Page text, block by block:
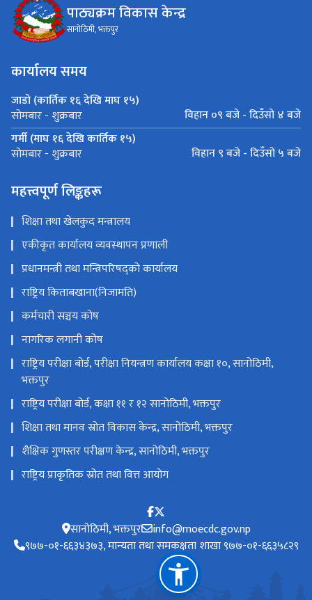
पाठ्यक्रम विकास केन्द्र
सानोठिमी, भक्तपुर
कार्यालय समय
जाडो (कार्तिक १६ देखि माघ १५)
सोमबार - शुक्रबार
विहान ०९ बजे - दिउँसो ४ बजे
गर्मी (माघ १६ देखि कार्तिक १५)
सोमबार - शुक्रबार विहान ९ बजे - दिउँसो ५ बजे
महत्त्वपूर्ण लिङ्कहरू
शिक्षा तथा खेलकुद मन्त्रालय
एकीकृत कार्यालय व्यवस्थापन प्रणाली
प्रधानमन्त्री तथा मन्त्रिपरिषद्को कार्यालय
राष्ट्रिय किताबखाना(निजामति)
कर्मचारी सञ्चय कोष
नागरिक लगानी कोष
राष्ट्रिय परीक्षा बोर्ड, परीक्षा नियन्त्रण कार्यालय कक्षा १०, सानोठिमी,
भक्तपुर
राष्ट्रिय परीक्षा बोर्ड, कक्षा ११ र १२ सानोठिमी, भक्तपुर
शिक्षा तथा मानव स्रोत विकास केन्द्र, सानोठिमी, भक्तपुर
शैक्षिक गुणस्तर परीक्षण केन्द्र, सानोठिमी, भक्तपुर
राष्ट्रिय प्राकृतिक स्रोत तथा वित्त आयोग
सानोठिमी, भक्तपुर info@moecdc.gov.np
९७७-०१-६६३४३७३, मान्यता तथा समकक्षता शाखा ९७७-०१-६६३५८२९